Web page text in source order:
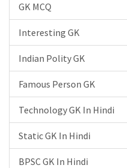
GK MCQ
Interesting GK
Indian Polity GK
Famous Person GK
Technology GK In Hindi
Static GK In Hindi
BPSC GK In Hindi